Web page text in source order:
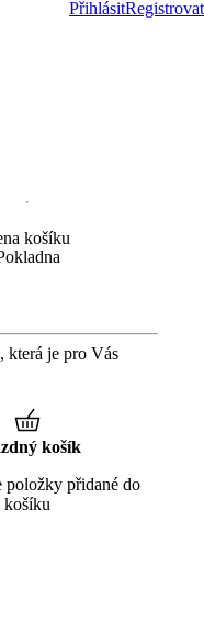
PřihlásitRegistrovat
cena košíku
košíku
která je pro Vás
košík
položky přidané do
košíku